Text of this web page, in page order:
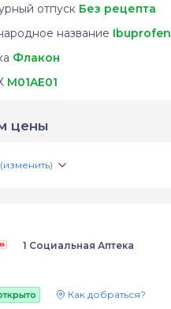
отпуск Без рецепта
название Ibuprofen
Флакон
M01AE01
цены
(изменить)
1 Социальная Аптека
Как добраться?